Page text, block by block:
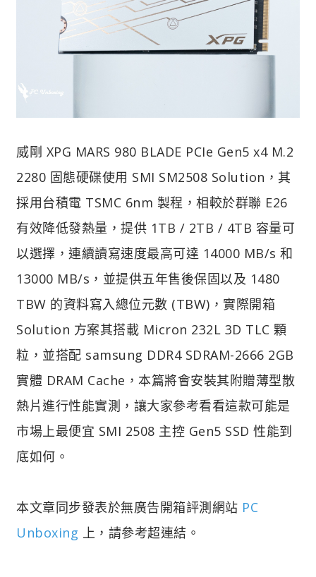
威剛 XPG MARS 980 BLADE PCIe Gen5 x4 M.2
2280 固態硬碟使用 SMI SM2508 Solution，其
採用台積電 TSMC 6nm 製程，相較於群聯 E26
有效降低發熱量，提供 1TB / 2TB / 4TB 容量可
以選擇，連續讀寫速度最高可達 14000 MB/s 和
13000 MB/s，並提供五年售後保固以及 1480
TBW 的資料寫入總位元數 (TBW)，實際開箱
Solution 方案其搭載 Micron 232L 3D TLC 顆
粒，並搭配 samsung DDR4 SDRAM-2666 2GB
實體 DRAM Cache，本篇將會安裝其附贈薄型散
熱片進行性能實測，讓大家參考看看這款可能是
市場上最便宜 SMI 2508 主控 Gen5 SSD 性能到
底如何。
本文章同步發表於無廣告開箱評測網站 PC
Unboxing 上，請參考超連結。